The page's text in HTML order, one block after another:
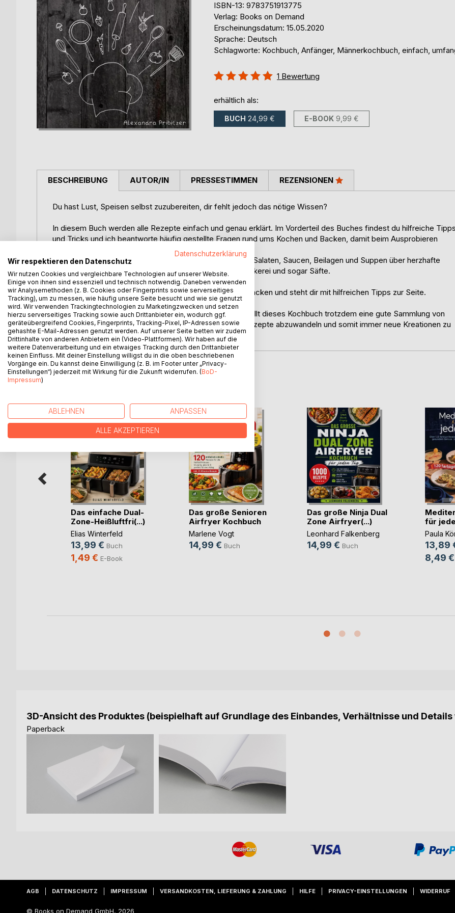
ISBN-13: 9783751913775
Verlag: Books on Demand
Erscheinungsdatum: 15.05.2020
Sprache: Deutsch
Schlagworte: Kochbuch, Anfänger, Männerkochbuch, einfach,
Bewertung::
1 Bewertung
erhältlich als:
BUCH 24,99 € E-BOOK 9,99 €
BESCHREIBUNG
Du hast Lust, Speisen selbst zuzubereiten, dir fehlt jedoch das nötige Wissen?
In diesem Buch werden alle Rezepte einfach und genau erklärt. Im Vorderteil des Buches findest du hilfreiche Tipps
und Tricks und ich beantworte häufig gestellte Fragen rund ums Kochen und Backen, damit beim Ausprobieren
Im Anschluss findest du allerlei Rezepte von Aufstrichen, Salaten, Saucen, Beilagen und Suppen über herzhafte
Speisen, Mehlspeisen, Cupcakes, Kekse, Weihnachtsbäckerei und sogar Säfte.
Der fiktive Charakter Veronika hilft dir beim Kochen und Backen und steht dir mit hilfreichen Tipps zur Seite.
Falls du schon mehr Erfahrung in diesem Bereich hast, stellt dieses Kochbuch trotzdem eine gute Sammlung von
Rezepten für den Alltag dar. Es bietet Anregungen, um Rezepte abzuwandeln und somit immer neue Kreationen zu
schaffen.
AUTOR/IN PRESSESTIMMEN REZENSIONEN
WEITERE TITEL BEI
Das einfache Dual-
Zone-Heißluftfri(...)
Elias Winterfeld
13,99 € Buch
1,49 € E-Book
Das große Senioren
Airfryer Kochbuch
Marlene Vogt
14,99 € Buch
Das große Ninja Dual
Zone Airfryer(...)
Leonhard Falkenberg
14,99 € Buch
für
Paula
13,89
8,49 €
3D-Ansicht des Produktes (beispielhaft auf Grundlage des Einbandes, Verhältnisse und
Paperback
AGB DATENSCHUTZ IMPRESSUM VERSANDKOSTEN, LIEFERUNG & ZAHLUNG HILFE PRIVACY-EINSTELLUNGEN WIDERRUF
© Books on Demand GmbH, 2026
Datenschutzerklärung
Wir respektieren den Datenschutz
Wir nutzen Cookies und vergleichbare Technologien auf unserer Website.
Einige von ihnen sind essenziell und technisch notwendig. Daneben verwenden
wir Analysemethoden (z. B. Cookies oder Fingerprints sowie serverseitiges
Tracking), um zu messen, wie häufig unsere Seite besucht und wie sie genutzt
wird. Wir verwenden Trackingtechnologien zu Marketingzwecken und setzen
hierzu serverseitiges Tracking sowie auch Drittanbieter ein, wodurch ggf.
geräteübergreifend Cookies, Fingerprints, Tracking-Pixel, IP-Adressen sowie
gehashte E-Mail-Adressen genutzt werden. Auf unserer Seite betten wir zudem
Drittinhalte von anderen Anbietern ein (Video-Plattformen). Wir haben auf die
weitere Datenverarbeitung und ein etwaiges Tracking durch den Drittanbieter
keinen Einfluss. Mit deiner Einstellung willigst du in die oben beschriebenen
Vorgänge ein. Du kannst deine Einwilligung (z. B. im Footer unter „Privacy-
Einstellungen“) jederzeit mit Wirkung für die Zukunft widerrufen. (BoD-
Impressum)
ABLEHNEN ANPASSEN
ALLE AKZEPTIEREN